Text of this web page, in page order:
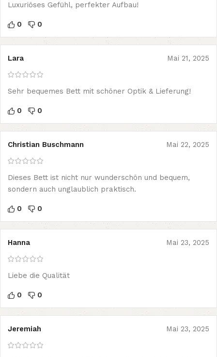
Luxuriöses Gefühl, perfekter Aufbau!
0 0
Lara Mai 21, 2025
Sehr bequemes Bett mit schöner Optik & Lieferung!
0 0
Christian Buschmann Mai 22, 2025
Dieses Bett ist nicht nur wunderschön und bequem,
sondern auch unglaublich praktisch.
0 0
Hanna Mai 23, 2025
Liebe die Qualität
0 0
Jeremiah Mai 23, 2025